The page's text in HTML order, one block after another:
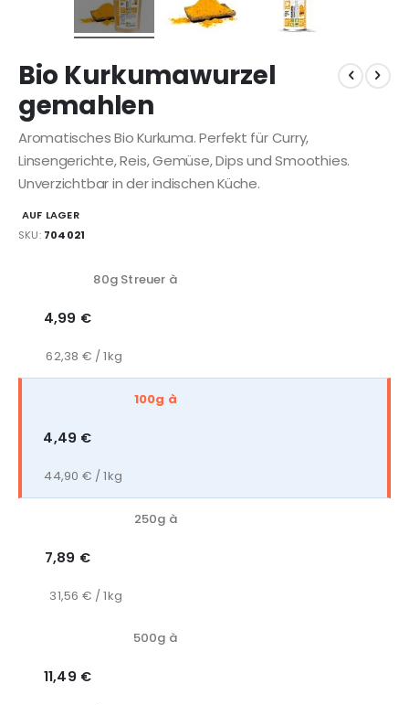
Bio Kurkumawurzel
gemahlen
Aromatisches Bio Kurkuma. Perfekt für Curry,
Linsengerichte, Reis, Gemüse, Dips und Smoothies.
Unverzichtbar in der indischen Küche.
AUF LAGER
SKU 704021
Artikel
80g Streuer à
4,99 €
62,38 € / 1kg
100g à
4,49 €
44,90 € / 1kg
250g à
7,89 €
31,56 € / 1kg
500g à
11,49 €